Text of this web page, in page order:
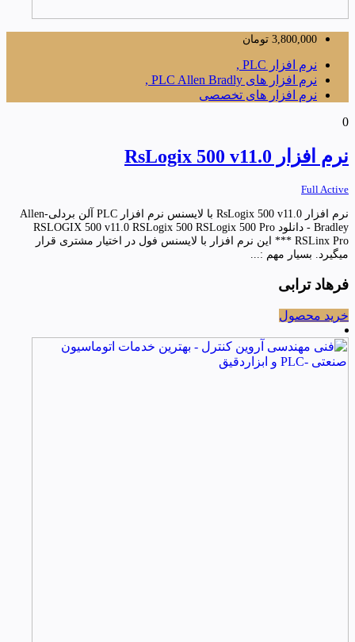
3,800,000 تومان
نرم افزار PLC ,
نرم افزار های PLC Allen Bradly ,
نرم افزار های تخصصی
0
نرم افزار RsLogix 500 v11.0
Full Active
نرم افزار RsLogix 500 v11.0 با لایسنس نرم افزار PLC آلن بردلی-Allen
Bradley - دانلود RSLOGIX 500 v11.0 RSLogix 500 RSLogix 500 Pro
RSLinx Pro *** این نرم افزار با لایسنس فول در اختیار مشتری قرار
میگیرد. بسیار مهم :...
فرهاد ترابی
خرید محصول